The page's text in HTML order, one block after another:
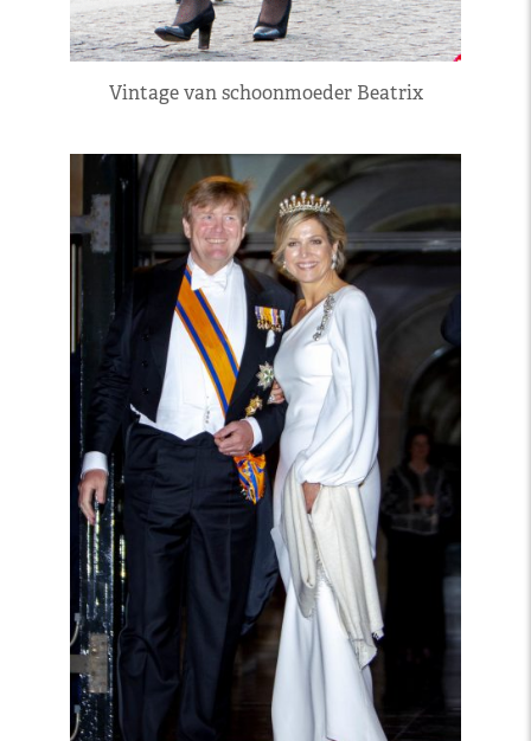
Vintage van schoonmoeder Beatrix